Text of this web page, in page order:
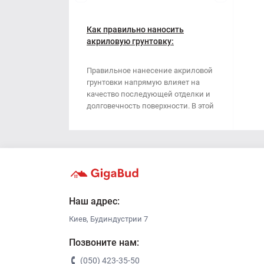
Полипропиленовый мешок
Сетка абразивная
Губки для шлифования
Кельма
Коронки
Лопата
Молоток
Как правильно наносить
акриловую грунтовку:
Правильное нанесение акриловой
грунтовки напрямую влияет на
качество последующей отделки и
долговечность поверхности. В этой
Наш адрес:
Киев, Будиндустрии 7
Позвоните нам:
(050) 423-35-50